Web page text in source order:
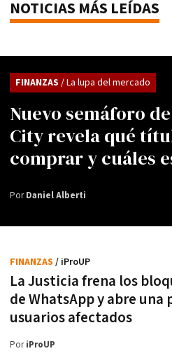
NOTICIAS MÁS LEÍDAS
Nuevo semáforo
City revela qué
comprar y cuáles
FINANZAS / La lupa del mercado
PorDaniel Alberti
La Justicia frena los
de WhatsApp y abre una
usuarios afectados
FINANZAS / iProUP
PoriProUP